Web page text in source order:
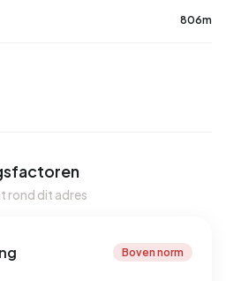
806m
rond dit adres
Boven norm